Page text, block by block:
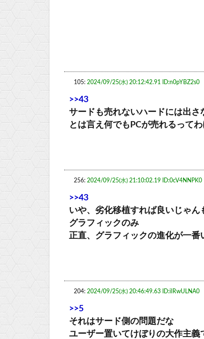
105: 2024/09/25(水) 20:12:42.91 ID:n0pYBZ2s0
>>43
サードも売れないハードには出さ
とは言え何でもPCが売れるって
256: 2024/09/25(水) 21:10:02.19 ID:0cV4NNPK0
>>43
いや、劣化移植すれば良いじゃん
グラフィックのみ
正直、グラフィックの進化が一番
204: 2024/09/25(水) 20:46:49.63 ID:ilRwULNA0
>>5
それはサード側の問題だな
ユーザー置いてけぼりの大作主義